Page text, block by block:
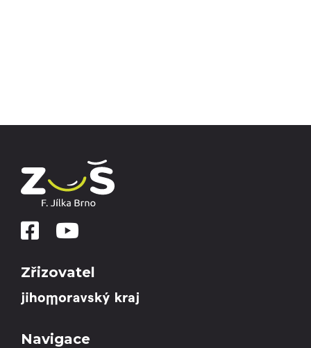
Zřizovatel
Navigace